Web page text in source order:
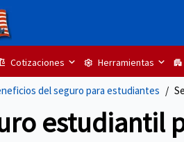
Cotizaciones settings Herramientas apartment
del seguro para estudiantes
estudiantil